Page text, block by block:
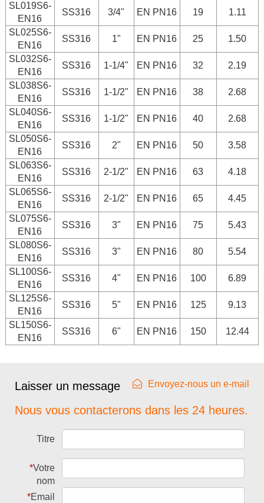
SL019S6-
EN16
SS316 3/4" EN PN16 19
1.11
SL025S6-
EN16
SS316 1" EN PN16 25
1.50
SL032S6-
EN16
SS316 1-1/4" EN PN16 32
2.19
SL038S6-
EN16
SS316 1-1/2" EN PN16 38
2.68
SL040S6-
EN16
SS316 1-1/2" EN PN16 40
2.68
SL050S6-
EN16
SS316 2" EN PN16 50
3.58
SL063S6-
EN16
SS316 2-1/2" EN PN16 63
4.18
SL065S6-
EN16
SS316 2-1/2" EN PN16 65
4.45
SL075S6-
EN16
SS316 3" EN PN16 75
5.43
SL080S6-
EN16
SS316 3" EN PN16 80
5.54
SL100S6-
EN16
SS316 4" EN PN16 100
6.89
SL125S6-
EN16
SS316 5" EN PN16 125
9.13
SL150S6-
EN16
SS316 6" EN PN16 150 12.44
Laisser un message Envoyez-nous un e-mail
Nous vous contacterons dans les 24 heures.
Titre
*Votre
nom
*Email